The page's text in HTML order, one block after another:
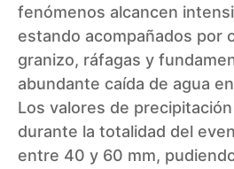
fenómenos alcancen
estando acompañados por
granizo, ráfagas y
abundante caída de agua
Los valores de
durante la totalidad del
entre 40 y 60 mm,